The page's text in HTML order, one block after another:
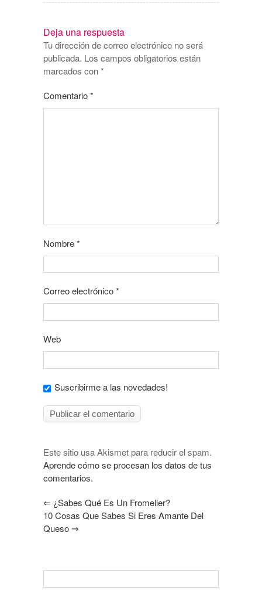
Deja una respuesta
Tu dirección de correo electrónico no será
publicada. Los campos obligatorios están
marcados con*
Comentario*
Nombre*
Correo electrónico*
Web
Suscribirme a las novedades!
Este sitio usa Akismet para reducir el spam.
Aprende cómo se procesan los datos de tus
comentarios.
⇐ ¿Sabes Qué Es Un Fromelier?
10 Cosas Que Sabes Si Eres Amante Del
Queso⇒